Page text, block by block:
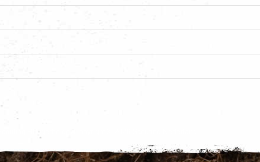
Hoogerheide. Copyright © 2026 Scouting Nederland.